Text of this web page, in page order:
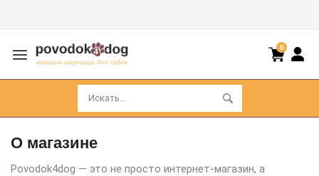
0
О магазине
Povodok4dog — это не просто интернет-магазин, а